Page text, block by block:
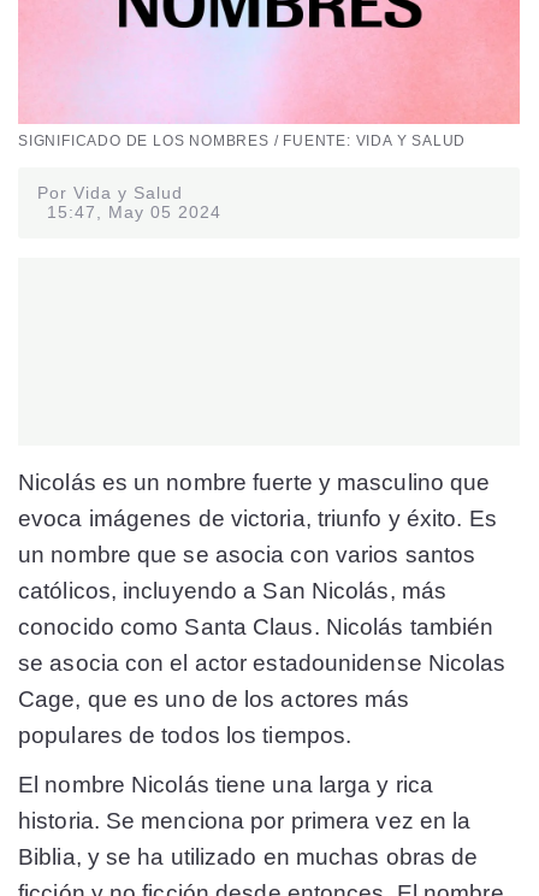
SIGNIFICADO DE LOS NOMBRES / FUENTE: VIDA Y SALUD
Por Vida y Salud
15:47, May 05 2024
Nicolás es un nombre fuerte y masculino que
evoca imágenes de victoria, triunfo y éxito. Es
un nombre que se asocia con varios santos
católicos, incluyendo a San Nicolás, más
conocido como Santa Claus. Nicolás también
se asocia con el actor estadounidense Nicolas
Cage, que es uno de los actores más
populares de todos los tiempos.
El nombre Nicolás tiene una larga y rica
historia. Se menciona por primera vez en la
Biblia, y se ha utilizado en muchas obras de